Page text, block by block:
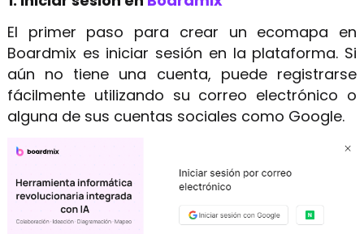
El primer paso para crear un ecomapa en
Boardmix es iniciar sesión en la plataforma. Si
aún no tiene una cuenta, puede registrarse
fácilmente utilizando su correo electrónico o
alguna de sus cuentas sociales como Google.